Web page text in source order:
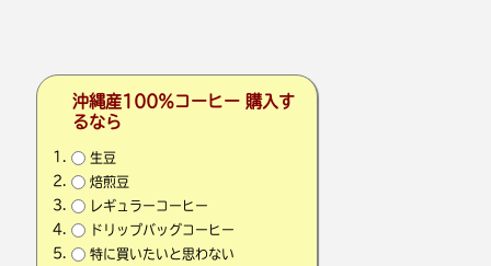
沖縄産100％コーヒー 購入す
るなら
生豆
焙煎豆
レギュラーコーヒー
ドリップバッグコーヒー
特に買いたいと思わない